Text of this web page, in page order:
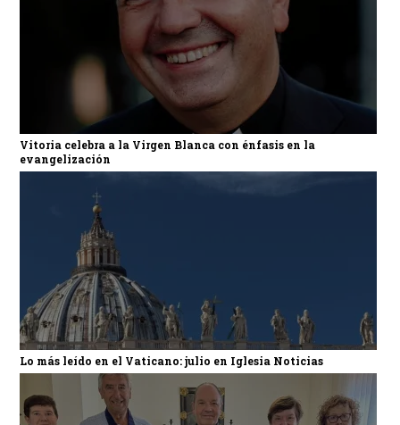
Vitoria celebra a la Virgen Blanca con énfasis en la
evangelización
Lo más leído en el Vaticano: julio en Iglesia Noticias